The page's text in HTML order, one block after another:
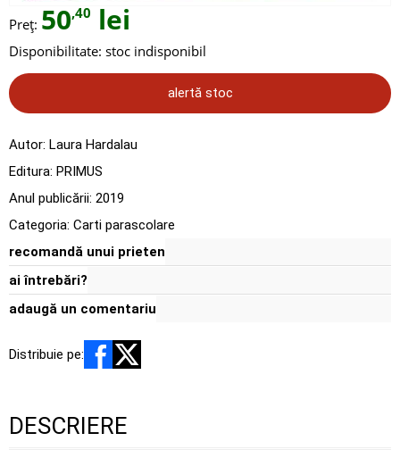
Preț: 50,40 lei
Disponibilitate: stoc indisponibil
alertă stoc
Autor: Laura Hardalau
Editura: PRIMUS
Anul publicării: 2019
Categoria: Carti parascolare
recomandă unui prieten
ai întrebări?
adaugă un comentariu
Distribuie pe:
DESCRIERE